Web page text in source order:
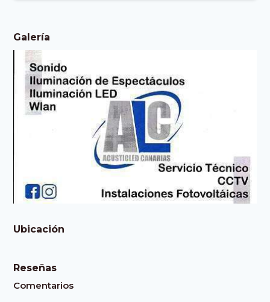
Galería
Ubicación
Reseñas
Comentarios